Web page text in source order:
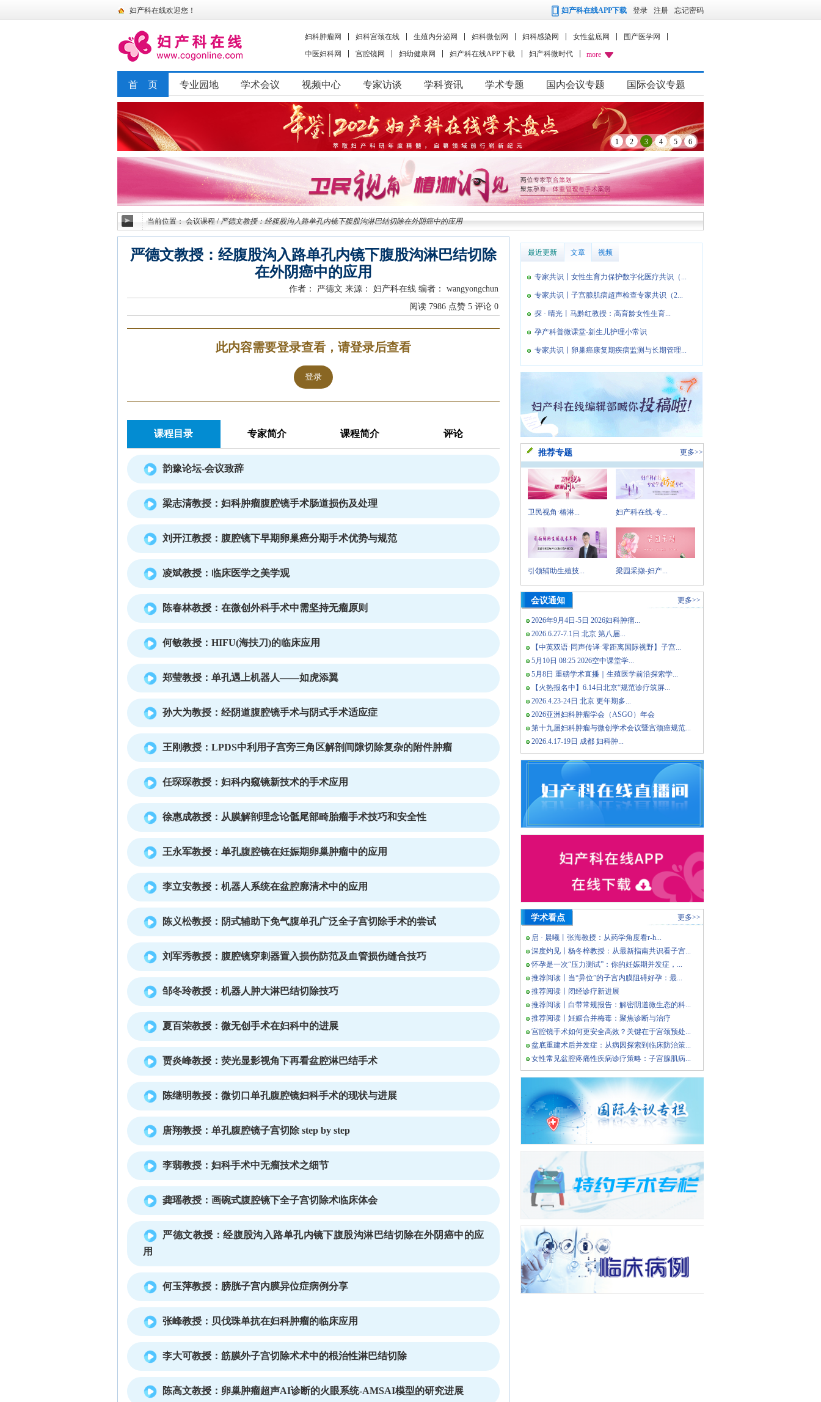
妇产科在线欢迎您！ 妇产科在线APP下载 登录 注册 忘记密码
妇科肿瘤网 妇科宫颈在线 生殖内分泌网 妇科微创网 妇科感染网 女性盆底网
围产医学网
中医妇科网
宫腔镜网 妇幼健康网 妇产科在线APP下载 妇产科微时代 more
首 页 专业园地 学术会议 视频中心 专家访谈 学科资讯 学术专题 国内会议专题 国际会议专题
1 2 3 4 5 6
当前位置：会议课程 / 严德文教授：经腹股沟入路单孔内镜下腹股沟淋巴结切除在外阴癌中的应用
严德文教授：经腹股沟入路单孔内镜下腹股沟淋巴结切除
在外阴癌中的应用
作者： 严德文 来源： 妇产科在线 编者： wangyongchun
阅读 7986 点赞 5 评论 0
此内容需要登录查看，请登录后查看
登录
课程目录 专家简介 课程简介 评论
韵豫论坛-会议致辞
梁志清教授：妇科肿瘤腹腔镜手术肠道损伤及处理
刘开江教授：腹腔镜下早期卵巢癌分期手术优势与规范
凌斌教授：临床医学之美学观
陈春林教授：在微创外科手术中需坚持无瘤原则
何敏教授：HIFU(海扶刀)的临床应用
郑莹教授：单孔遇上机器人——如虎添翼
孙大为教授：经阴道腹腔镜手术与阴式手术适应症
王刚教授：LPDS中利用子宫旁三角区解剖间隙切除复杂的附件肿瘤
任琛琛教授：妇科内窥镜新技术的手术应用
徐惠成教授：从膜解剖理念论骶尾部畸胎瘤手术技巧和安全性
王永军教授：单孔腹腔镜在妊娠期卵巢肿瘤中的应用
李立安教授：机器人系统在盆腔廓清术中的应用
陈义松教授：阴式辅助下免气腹单孔广泛全子宫切除手术的尝试
刘军秀教授：腹腔镜穿刺器置入损伤防范及血管损伤缝合技巧
邹冬玲教授：机器人肿大淋巴结切除技巧
夏百荣教授：微无创手术在妇科中的进展
贾炎峰教授：荧光显影视角下再看盆腔淋巴结手术
陈继明教授：微切口单孔腹腔镜妇科手术的现状与进展
唐翔教授：单孔腹腔镜子宫切除 step by step
李翡教授：妇科手术中无瘤技术之细节
龚瑶教授：画碗式腹腔镜下全子宫切除术临床体会
严德文教授：经腹股沟入路单孔内镜下腹股沟淋巴结切除在外阴癌中的应
用
何玉萍教授：膀胱子宫内膜异位症病例分享
张峰教授：贝伐珠单抗在妇科肿瘤的临床应用
李大可教授：筋膜外子宫切除术术中的根治性淋巴结切除
陈高文教授：卵巢肿瘤超声AI诊断的火眼系统-AMSAI模型的研究进展
最近更新 文章 视频
专家共识丨女性生育力保护数字化医疗共识（...
专家共识丨子宫腺肌病超声检查专家共识（2...
探 · 晴光丨马黔红教授：高育龄女性生育...
孕产科普微课堂-新生儿护理小常识
专家共识丨卵巢癌康复期疾病监测与长期管理...
推荐专题 更多>>
卫民视角·椿淋... 妇产科在线-专...
引领辅助生殖技... 梁园采撷-妇产...
会议通知 更多>>
2026年9月4日-5日 2026妇科肿瘤...
2026.6.27-7.1日 北京 第八届...
【中英双语·同声传译·零距离国际视野】子宫...
5月10日 08:25 2026空中课堂学...
5月8日 重磅学术直播｜生殖医学前沿探索学...
【火热报名中】6.14日北京“规范诊疗筑屏...
2026.4.23-24日 北京 更年期多...
2026亚洲妇科肿瘤学会（ASGO）年会
第十九届妇科肿瘤与微创学术会议暨宫颈癌规范...
2026.4.17-19日 成都 妇科肿...
学术看点 更多>>
启 · 晨曦丨张海教授：从药学角度看r-h...
深度灼见丨杨冬梓教授：从最新指南共识看子宫...
怀孕是一次“压力测试”：你的妊娠期并发症，...
推荐阅读丨当“异位”的子宫内膜阻碍好孕：最...
推荐阅读丨闭经诊疗新进展
推荐阅读丨白带常规报告：解密阴道微生态的科...
推荐阅读丨妊娠合并梅毒：聚焦诊断与治疗
宫腔镜手术如何更安全高效？关键在于宫颈预处...
盆底重建术后并发症：从病因探索到临床防治策...
女性常见盆腔疼痛性疾病诊疗策略：子宫腺肌病...